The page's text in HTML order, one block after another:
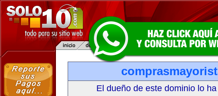
El dueño de este dominio lo